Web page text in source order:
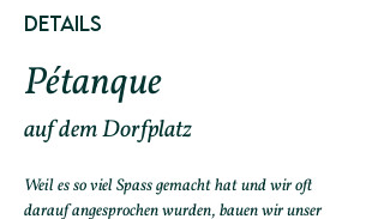
Details
Pétanque
auf dem Dorfplatz
Weil es so viel Spass gemacht hat und wir oft
darauf angesprochen wurden, bauen wir unser